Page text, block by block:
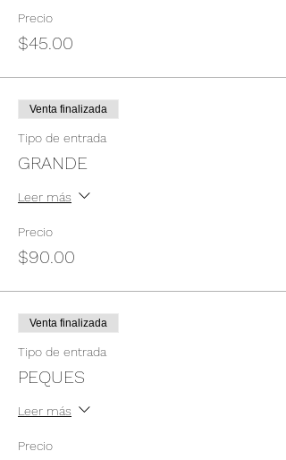
Precio
$45.00
Venta finalizada
Tipo de entrada
GRANDE
Leer más
Precio
$90.00
Venta finalizada
Tipo de entrada
PEQUES
Leer más
Precio